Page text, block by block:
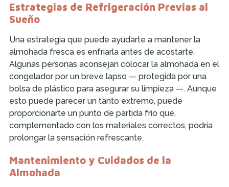
Estrategias de Refrigeración Previas al
Sueño
Una estrategia que puede ayudarte a mantener la
almohada fresca es enfriarla antes de acostarte.
Algunas personas aconsejan colocar la almohada en el
congelador por un breve lapso — protegida por una
bolsa de plástico para asegurar su limpieza —. Aunque
esto puede parecer un tanto extremo, puede
proporcionarte un punto de partida frío que,
complementado con los materiales correctos, podría
prolongar la sensación refrescante.
Mantenimiento y Cuidados de la
Almohada